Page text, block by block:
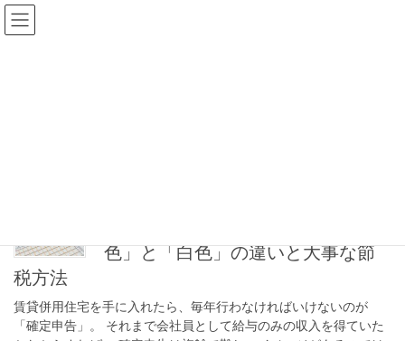
コ
ン
ナ
ビ
色」と「白色」の違いと大事な節
税方法
賃貸併用住宅を手に入れたら、毎年行わなければいけないのが
「確定申告」。 それまで会社員として給与のみの収入を得ていた